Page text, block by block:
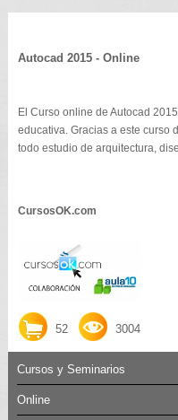
Autocad 2015 - Online
El Curso online de Autocad
educativa. Gracias a este curso
todo estudio de arquitectura,
CursosOK.com
52 3004
Cursos y Seminarios
Online